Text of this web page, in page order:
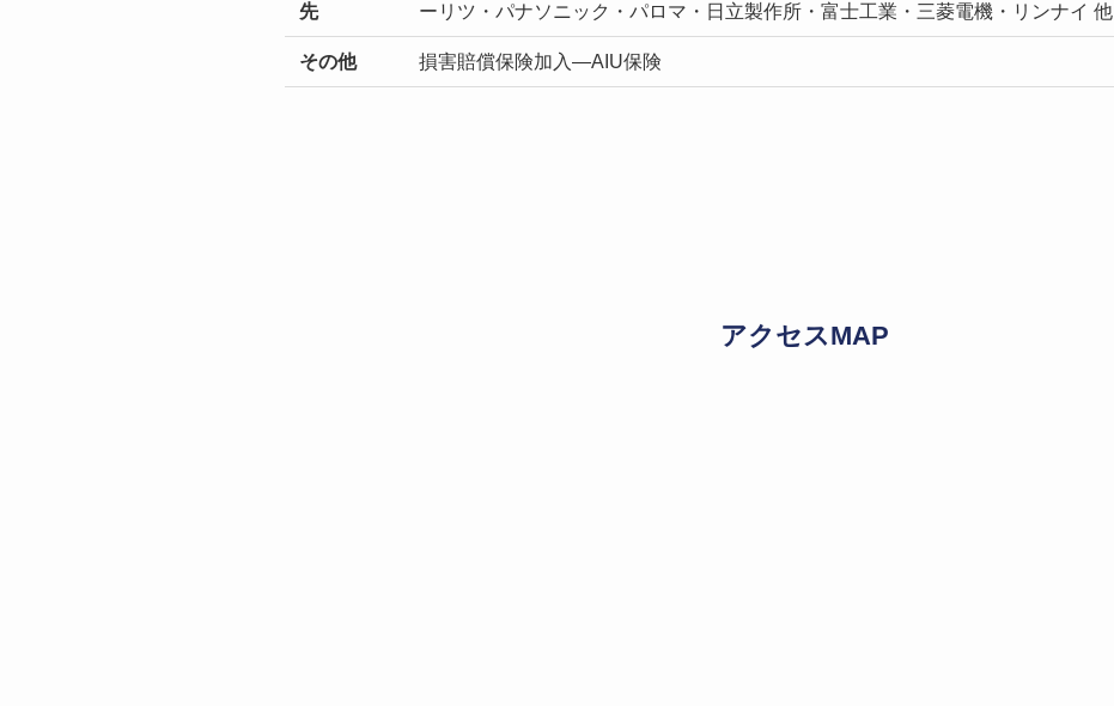
先
ーリツ・パナソニック・パロマ・日立製作所・富士工業・三菱電機・リンナイ 他
その他 損害賠償保険加入―AIU保険
アクセスMAP